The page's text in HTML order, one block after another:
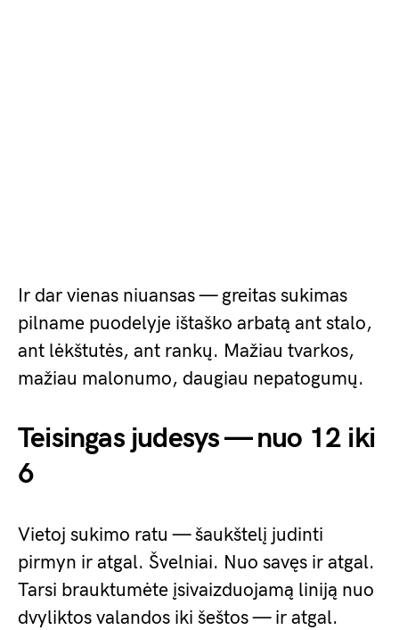
Ir dar vienas niuansas — greitas sukimas
pilname puodelyje ištaško arbatą ant stalo,
ant lėkštutės, ant rankų. Mažiau tvarkos,
mažiau malonumo, daugiau nepatogumų.
Teisingas judesys — nuo 12 iki
6
Vietoj sukimo ratu — šaukštelį judinti
pirmyn ir atgal. Švelniai. Nuo savęs ir atgal.
Tarsi brauktumėte įsivaizduojamą liniją nuo
dvyliktos valandos iki šeštos — ir atgal.